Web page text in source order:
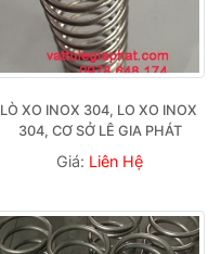
LÒ XO INOX 304, LO XO INOX
304, CƠ SỞ LÊ GIA PHÁT
Giá: Liên Hệ